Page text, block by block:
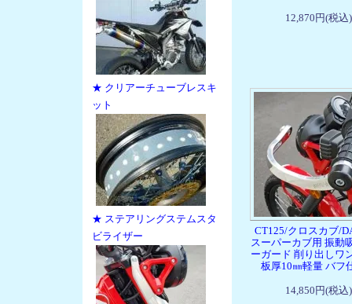
★ クリアーチューブレスキ
ット
★ ステアリングステムスタ
ビライザー
12,870円(税込)
CT125/クロスカブ/
スーパーカブ用 振動
ーガード 削り出しワ
板厚10㎜軽量 バフ
14,850円(税込)